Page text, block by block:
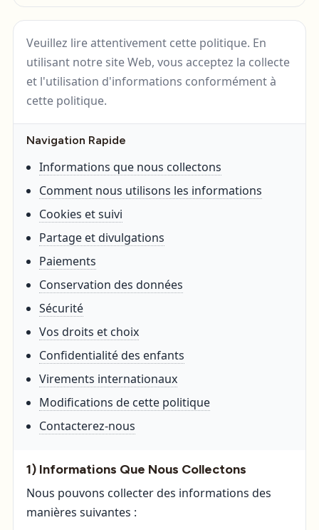
Veuillez lire attentivement cette politique. En
utilisant notre site Web, vous acceptez la collecte
et l'utilisation d'informations conformément à
cette politique.
Navigation Rapide
Informations que nous collectons
Comment nous utilisons les informations
Cookies et suivi
Partage et divulgations
Paiements
Conservation des données
Sécurité
Vos droits et choix
Confidentialité des enfants
Virements internationaux
Modifications de cette politique
Contacterez-nous
1) Informations Que Nous Collectons
Nous pouvons collecter des informations des
manières suivantes :